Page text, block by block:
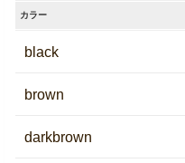
カラー
black
brown
darkbrown